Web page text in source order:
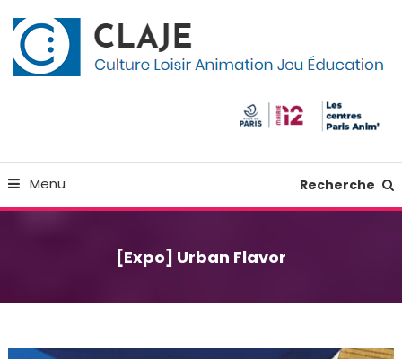
To
Content
Menu Recherche
[Expo] Urban Flavor